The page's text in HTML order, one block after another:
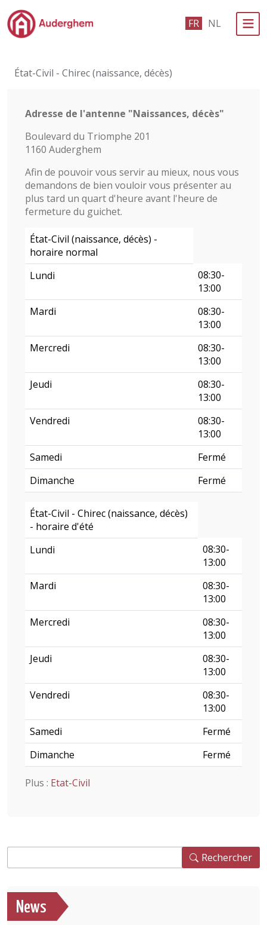
Passer au contenu principal FR NL
eGuichet
Vivre à Auderghem
En 1 clic
État-Civil - Chirec (naissance, décès)
Adresse de l'antenne "Naissances, décès"
Boulevard du Triomphe 201
1160 Auderghem
Afin de pouvoir vous servir au mieux, nous vous
demandons de bien vouloir vous présenter au
plus tard un quart d'heure avant l'heure de
fermeture du guichet.
État-Civil (naissance, décès) -
horaire normal
Lundi
08:30-
13:00
Mardi
08:30-
13:00
Mercredi
08:30-
13:00
Jeudi
08:30-
13:00
Vendredi
08:30-
13:00
Samedi
Fermé
Dimanche
Fermé
État-Civil - Chirec (naissance, décès)
- horaire d'été
Lundi
08:30-
13:00
Mardi
08:30-
13:00
Mercredi
08:30-
13:00
Jeudi
08:30-
13:00
Vendredi
08:30-
13:00
Samedi
Fermé
Dimanche
Fermé
Plus : Etat-Civil
Rechercher
News